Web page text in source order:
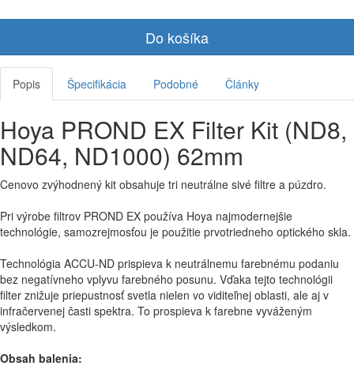
Do košíka
Popis Špecifikácia Podobné Články
Hoya PROND EX Filter Kit (ND8,
ND64, ND1000) 62mm
Cenovo zvýhodnený kit obsahuje tri neutrálne sivé filtre a púzdro.
Pri výrobe filtrov PROND EX používa Hoya najmodernejšie
technológie, samozrejmosťou je použitie prvotriedneho optického skla.
Technológia ACCU-ND prispieva k neutrálnemu farebnému podaniu
bez negatívneho vplyvu farebného posunu. Vďaka tejto technológii
filter znižuje priepustnosť svetla nielen vo viditeľnej oblasti, ale aj v
infračervenej časti spektra. To prospieva k farebne vyváženým
výsledkom.
Obsah balenia: